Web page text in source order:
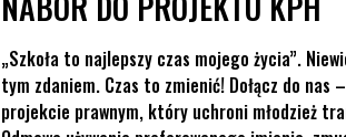
„Szkoła to najlepszy czas mojego życia”.
tym zdaniem. Czas to zmienić! Dołącz do nas
projekcie prawnym, który uchroni młodzież